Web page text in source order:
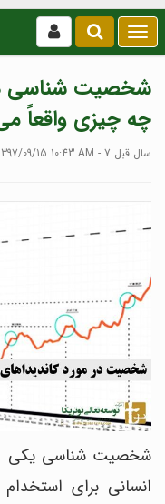
بازکردن
/
منو
شخصیت شناسی
چه چیزی واقعاً
1397/09/15 10:43 AM - 7 سال قبل
شخصیت شناسی یکی از
انسانی برای